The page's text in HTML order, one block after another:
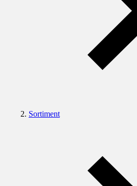
Sortiment